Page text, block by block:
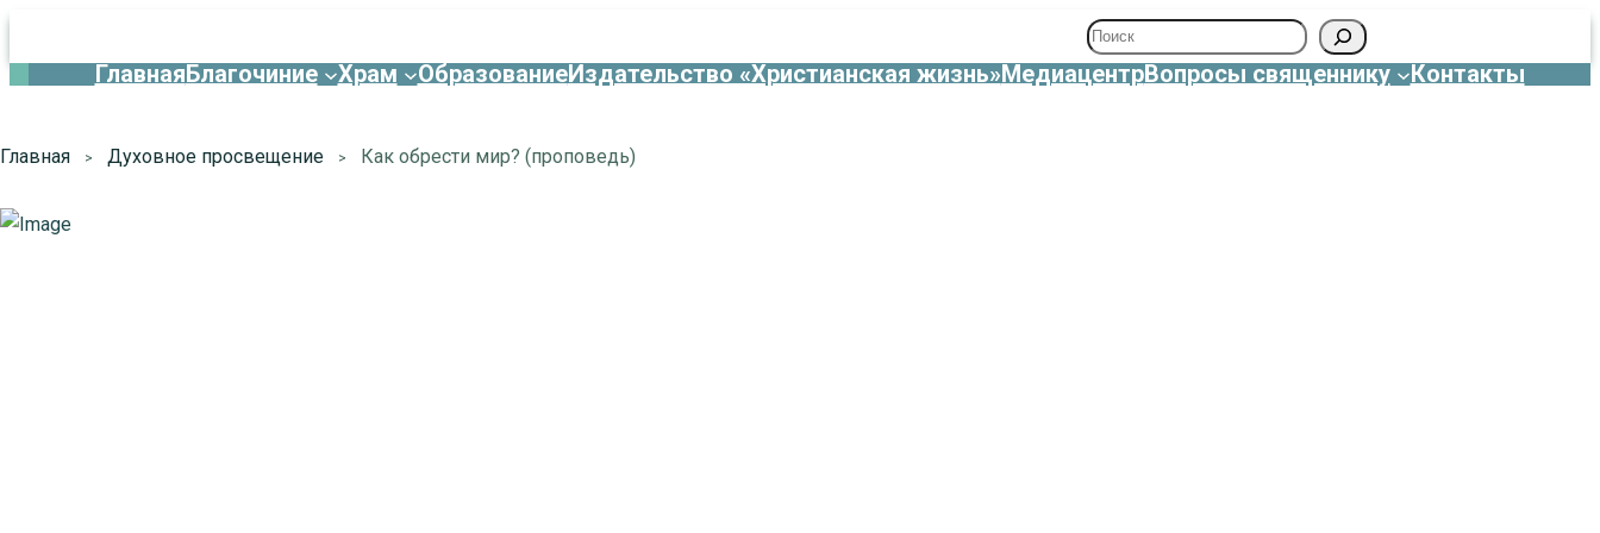
Поиск
ГлавнаяБлагочиние Храм ОбразованиеИздательство «Христианская жизнь»МедиацентрВопросы священнику Контакты
Главная Духовное просвещение Как обрести мир? (проповедь)